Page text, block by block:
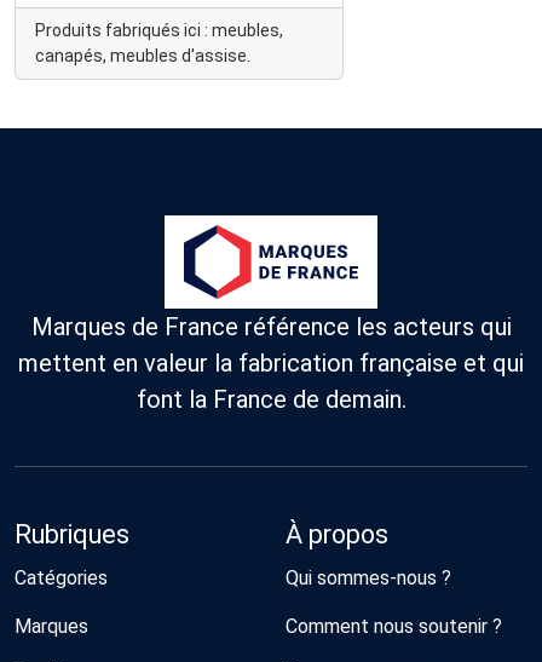
Produits fabriqués ici : meubles,
canapés, meubles d'assise.
Marques de France référence les acteurs qui
mettent en valeur la fabrication française et qui
font la France de demain.
Rubriques
Catégories
Marques
À propos
Qui sommes-nous ?
Comment nous soutenir ?